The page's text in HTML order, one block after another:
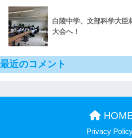
白陵中学、文部科学大臣
大会へ！
最近のコメント
Privacy